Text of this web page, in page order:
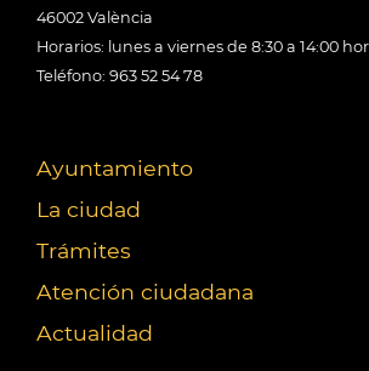
46002 València
Horarios: lunes a viernes de 8:30 a 14:00
Teléfono: 963 52 54 78
Ayuntamiento
La ciudad
Trámites
Atención ciudadana
Actualidad